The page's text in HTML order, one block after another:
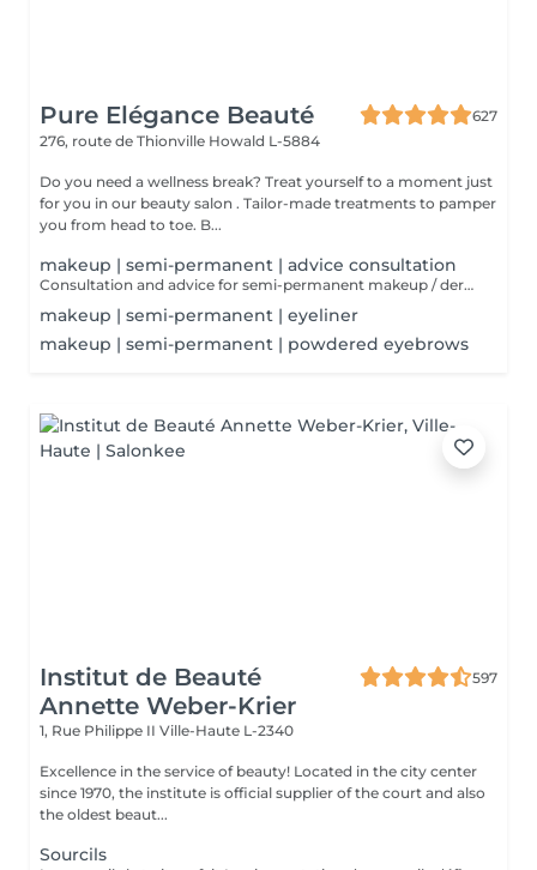
Pure Elégance Beauté
627
276, route de Thionville Howald L-5884
Do you need a wellness break? Treat yourself to a moment just
for you in our beauty salon . Tailor-made treatments to pamper
you from head to toe. B...
makeup | semi-permanent | advice consultation
Consultation and advice for semi-permanent makeup / dermopigmentation. Semi-permanent makeup is ideal for staying flawless in all circumstances. It is durable, but not definitive, unlike tattooing. However, the technique is similar to that of an ordinary tattoo. Pigments are injected into the epidermis via a special device.
makeup | semi-permanent | eyeliner
makeup | semi-permanent | powdered eyebrows
Institut de Beauté
Annette Weber-Krier
597
1, Rue Philippe II Ville-Haute L-2340
Excellence in the service of beauty! Located in the city center
since 1970, the institute is official supplier of the court and also
the oldest beaut...
Sourcils